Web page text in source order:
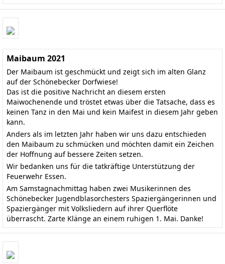
Maibaum 2021
Der Maibaum ist geschmückt und zeigt sich im alten Glanz
auf der Schönebecker Dorfwiese!
Das ist die positive Nachricht an diesem ersten
Maiwochenende und tröstet etwas über die Tatsache, dass es
keinen Tanz in den Mai und kein Maifest in diesem Jahr geben
kann.
Anders als im letzten Jahr haben wir uns dazu entschieden
den Maibaum zu schmücken und möchten damit ein Zeichen
der Hoffnung auf bessere Zeiten setzen.
Wir bedanken uns für die tatkräftige Unterstützung der
Feuerwehr Essen.
Am Samstagnachmittag haben zwei Musikerinnen des
Schönebecker Jugendblasorchesters Spaziergängerinnen und
Spaziergänger mit Volksliedern auf ihrer Querflöte
überrascht. Zarte Klänge an einem ruhigen 1. Mai. Danke!